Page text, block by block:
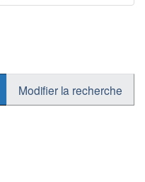
Modifier la recherche